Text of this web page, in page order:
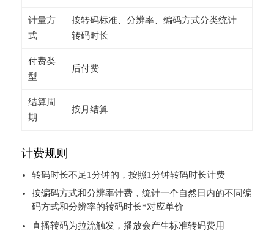
计量方
式
按转码标准、分辨率、编码方式分类统计
转码时长
付费类
型
后付费
结算周
期
按月结算
计费规则
转码时长不足1分钟的，按照1分钟转码时长计费
按编码方式和分辨率计费，统计一个自然日内的不同编
码方式和分辨率的转码时长*对应单价
直播转码为拉流触发，播放会产生标准转码费用